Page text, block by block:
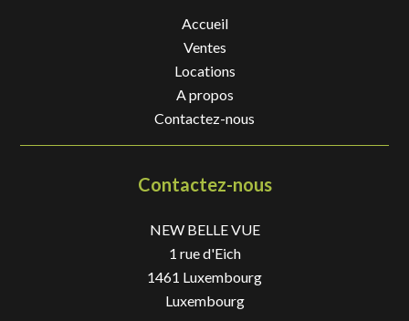
Accueil
Ventes
Locations
A propos
Contactez-nous
Contactez-nous
NEW BELLE VUE
1 rue d'Eich
1461 Luxembourg
Luxembourg